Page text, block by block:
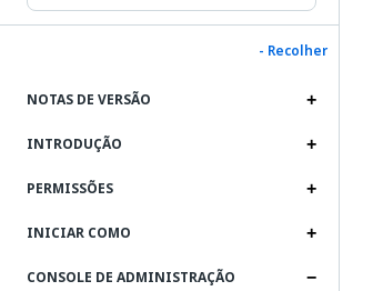
- Recolher
NOTAS DE VERSÃO
INTRODUÇÃO
PERMISSÕES
INICIAR COMO
CONSOLE DE ADMINISTRAÇÃO